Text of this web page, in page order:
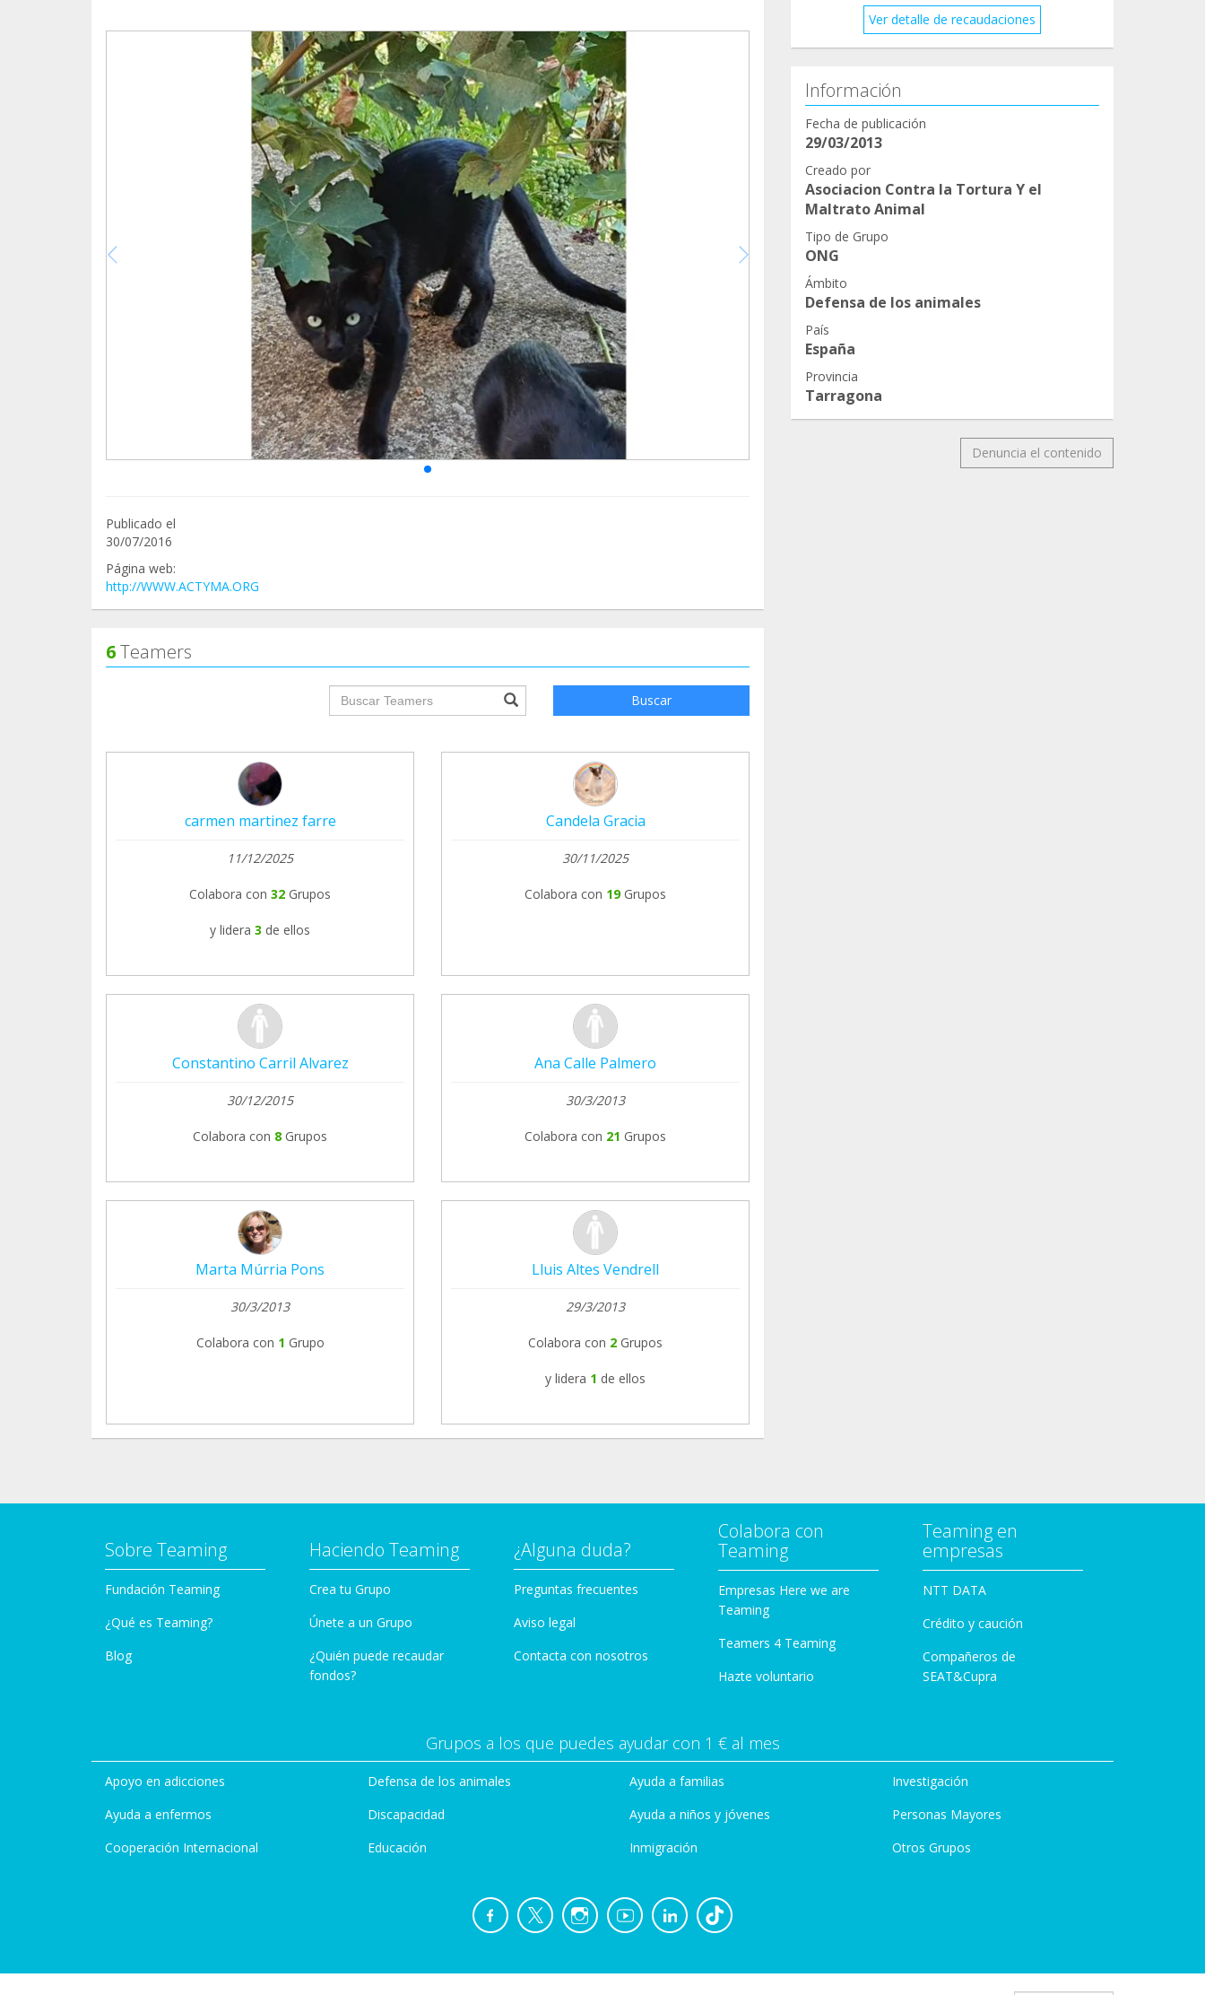
Publicado el
30/07/2016
Página web:
http://WWW.ACTYMA.ORG
6Teamers
groupProfile.searchForm.search.text??? Buscar
carmen martinez farre
11/12/2025
Colabora con 32 Grupos
y lidera 3 de ellos
Candela Gracia
30/11/2025
Colabora con 19 Grupos
Constantino Carril Alvarez
30/12/2015
Colabora con 8 Grupos
Ana Calle Palmero
30/3/2013
Colabora con 21 Grupos
Marta Múrria Pons
30/3/2013
Colabora con 1 Grupo
Lluis Altes Vendrell
29/3/2013
Colabora con 2 Grupos
y lidera 1 de ellos
Ver detalle de recaudaciones
Información
Fecha de publicación
29/03/2013
Creado por
Asociacion Contra la Tortura Y el
Maltrato Animal
Tipo de Grupo
ONG
Ámbito
Defensa de los animales
País
España
Provincia
Tarragona
Denuncia el contenido
Sobre Teaming
Fundación Teaming
¿Qué es Teaming?
Blog
Haciendo Teaming
Crea tu Grupo
Únete a un Grupo
¿Quién puede recaudar
fondos?
¿Alguna duda?
Preguntas frecuentes
Aviso legal
Contacta con nosotros
Colabora con
Teaming
Empresas Here we are
Teaming
Teamers 4 Teaming
Hazte voluntario
Teaming en
empresas
NTT DATA
Crédito y caución
Compañeros de
SEAT&Cupra
Grupos a los que puedes ayudar con 1 € al mes
Apoyo en adicciones
Ayuda a enfermos
Cooperación Internacional
Defensa de los animales
Discapacidad
Educación
Ayuda a familias
Ayuda a niños y jóvenes
Inmigración
Investigación
Personas Mayores
Otros Grupos